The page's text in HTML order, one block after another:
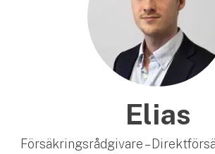
Elias
Försäkringsrådgivare –